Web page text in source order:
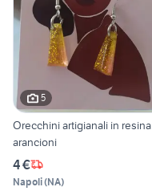
5
Orecchini artigianali in resina
arancioni
4 €
Napoli(NA)